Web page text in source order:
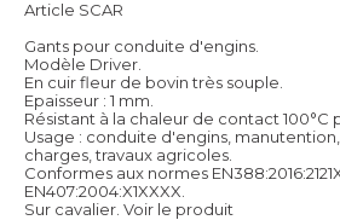
Article SCAR
Gants pour conduite d'engins.
Modèle Driver.
En cuir fleur de bovin très souple.
Epaisseur : 1 mm.
Résistant à la chaleur de contact 100°C
Usage : conduite d'engins,
charges, travaux agricoles.
Conformes aux normes
EN407:2004:X1XXXX.
Sur cavalier. Voir le produit